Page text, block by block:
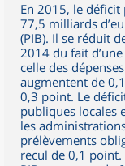
En 2015, le déficit
77,5 milliards
(PIB). Il se réduit
2014 du fait
celle des
augmentent de
0,3 point. Le
publiques locales
les
prélèvements
recul de 0,1